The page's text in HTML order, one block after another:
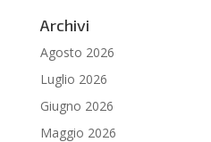
Archivi
Agosto 2026
Luglio 2026
Giugno 2026
Maggio 2026